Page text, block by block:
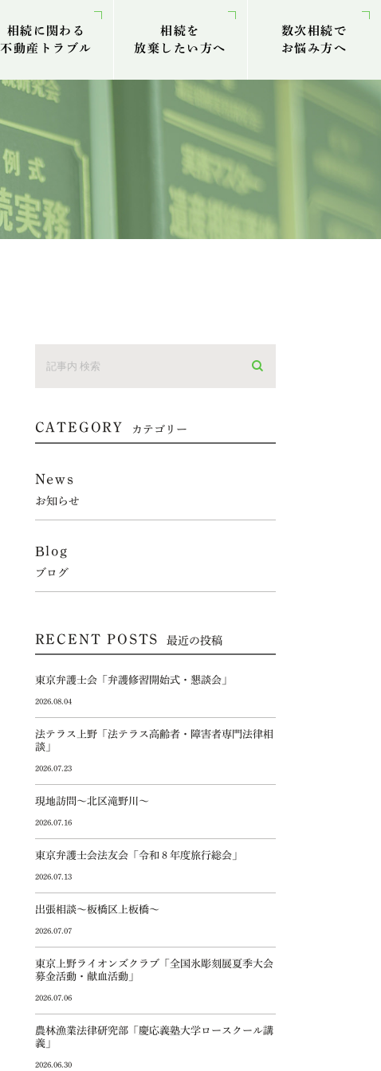
相続に関わる
不動産トラブル
相続を
放棄したい方へ
数次相続で
お悩み⽅へ
CATEGORY カテゴリー
News
お知らせ
Blog
ブログ
RECENT POSTS 最近の投稿
東京弁護士会「弁護修習開始式・懇談会」
2026.08.04
法テラス上野「法テラス高齢者・障害者専門法律相
談」
2026.07.23
現地訪問～北区滝野川～
2026.07.16
東京弁護士会法友会「令和８年度旅行総会」
2026.07.13
出張相談～板橋区上板橋～
2026.07.07
東京上野ライオンズクラブ「全国氷彫刻展夏季大会
募金活動・献血活動」
2026.07.06
農林漁業法律研究部「慶応義塾大学ロースクール講
義」
2026.06.30